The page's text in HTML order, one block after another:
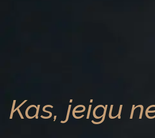
Kas, jeigu